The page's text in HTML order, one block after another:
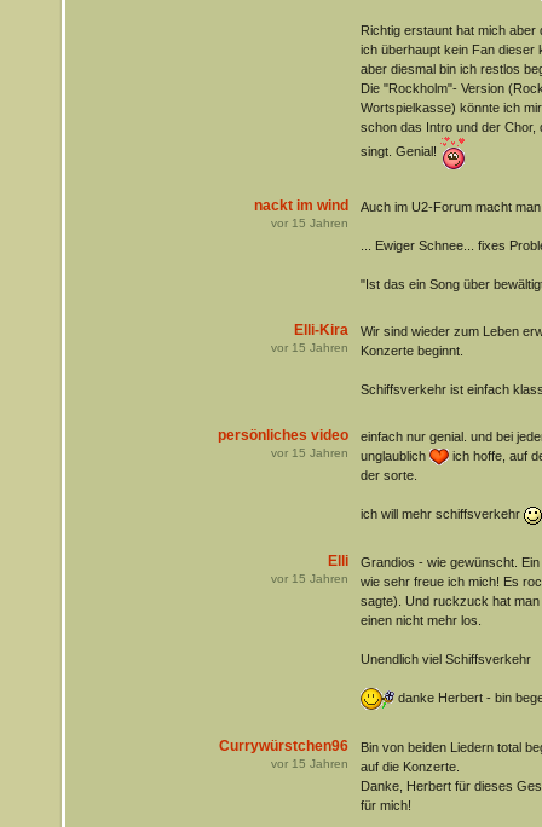
Richtig erstaunt hat mich
ich überhaupt kein Fan dieser
aber diesmal bin ich restlos
Die "Rockholm"- Version
Wortspielkasse) könnte ich
schon das Intro und der Chor,
singt. Genial!
nackt im wind
vor 15 Jahren
Auch im U2-Forum macht
... Ewiger Schnee... fixes
"Ist das ein Song über
Elli-Kira
vor 15 Jahren
Wir sind wieder zum Leben
Konzerte beginnt.
Schiffsverkehr ist einfach
persönliches video
vor 15 Jahren
einfach nur genial. und bei
unglaublich
ich hoffe, auf
der sorte.
ich will mehr schiffsverkehr
Elli
vor 15 Jahren
Grandios - wie gewünscht.
wie sehr freue ich mich! Es
sagte). Und ruckzuck hat
einen nicht mehr los.
Unendlich viel Schiffsverkehr
danke Herbert - bin
Currywürstchen96
vor 15 Jahren
Bin von beiden Liedern total
auf die Konzerte.
Danke, Herbert für dieses
für mich!